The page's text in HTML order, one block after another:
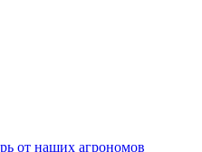
от наших агрономов